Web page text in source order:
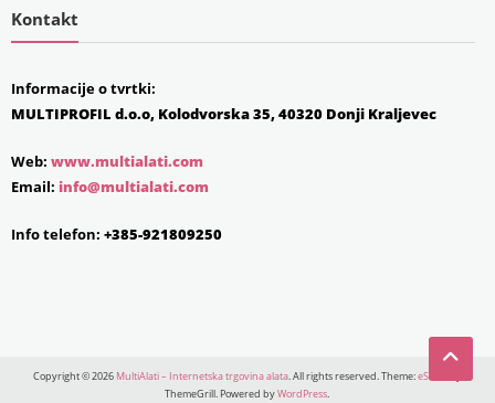
Kontakt
Informacije o tvrtki:
MULTIPROFIL d.o.o, Kolodvorska 35, 40320 Donji Kraljevec
Web: www.multialati.com
Email: info@multialati.com
Info telefon: +385-921809250
Copyright © 2026 MultiAlati – Internetska trgovina alata. All rights reserved. Theme:eStore
ThemeGrill. Powered byWordPress.